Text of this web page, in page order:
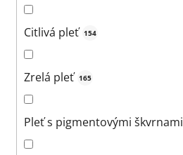
Citlivá pleť 154
Zrelá pleť 165
Pleť s pigmentovými škvrnami